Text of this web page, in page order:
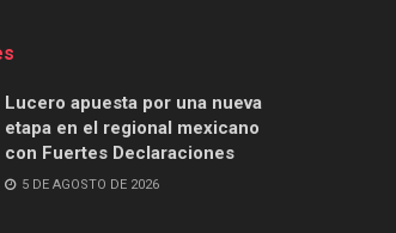
Lucero apuesta por una nueva
etapa en el regional mexicano
con Fuertes Declaraciones
5 DE AGOSTO DE 2026